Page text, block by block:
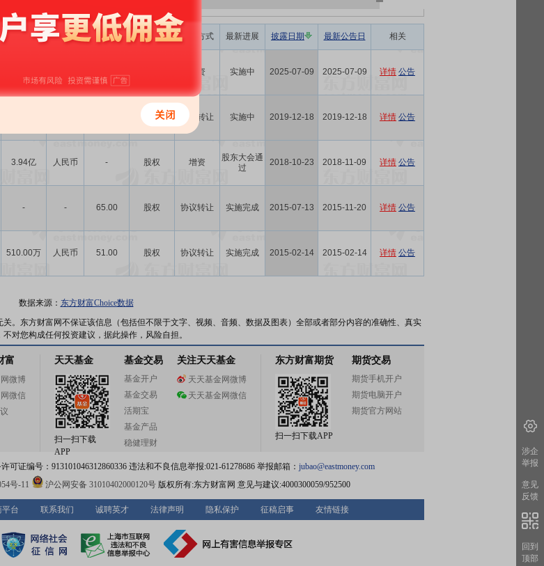
交易金额
币种
股权转让
比例(%)
标的类型 并购方式 最新进展 披露日期 最新公告日 相关
增资 实施中 2025-07-09 2025-07-09 详情 公告
股权 协议转让 实施中 2019-12-18 2019-12-18 详情 公告
3.94亿 人民币 - 股权 增资
股东大会通
过
2018-10-23 2018-11-09 详情 公告
- - 65.00 股权 协议转让 实施完成 2015-07-13 2015-11-20 详情 公告
510.00万 人民币 51.00 股权 协议转让 实施完成 2015-02-14 2015-02-14 详情 公告
数据来源： 东方财富Choice数据
。东方财富网不保证该信息（包括但不限于文字、视频、音频、数据及图表）全部或者部分内容的准确性、真实
对您构成任何投资建议，据此操作，风险自担。
富
微博
微信
天天基金
扫一扫下载
APP
基金交易
基金开户
基金交易
活期宝
基金产品
稳健理财
关注天天基金
天天基金网微博
天天基金网微信
东方财富期货
扫一扫下载APP
期货交易
期货手机开户
期货电脑开户
期货官方网站
证编号：913101046312860336 违法和不良信息举报:021-61278686 举报邮箱： jubao@eastmoney.com
号-11 沪公网安备 31010402000120号版权所有:东方财富网 意见与建议:4000300059/952500
平台 联系我们 诚聘英才 法律声明 隐私保护 征稿启事 友情链接
涉企
举报
意见
反馈
回到
顶部